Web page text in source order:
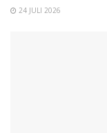
24 JULI 2026